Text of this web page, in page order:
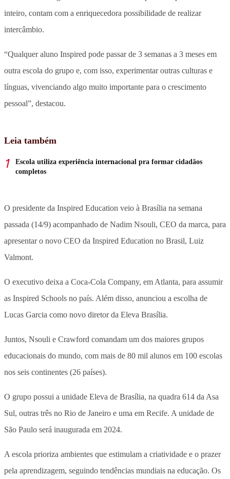
inteiro, contam com a enriquecedora possibilidade de realizar
intercâmbio.
“Qualquer aluno Inspired pode passar de 3 semanas a 3 meses em
outra escola do grupo e, com isso, experimentar outras culturas e
línguas, vivenciando algo muito importante para o crescimento
pessoal”, destacou.
Leia também
Escola utiliza experiência internacional pra formar cidadãos
completos
O presidente da Inspired Education veio à Brasília na semana
passada (14/9) acompanhado de Nadim Nsouli, CEO da marca, para
apresentar o novo CEO da Inspired Education no Brasil, Luiz
Valmont.
O executivo deixa a Coca-Cola Company, em Atlanta, para assumir
as Inspired Schools no país. Além disso, anunciou a escolha de
Lucas Garcia como novo diretor da Eleva Brasília.
Juntos, Nsouli e Crawford comandam um dos maiores grupos
educacionais do mundo, com mais de 80 mil alunos em 100 escolas
nos seis continentes (26 países).
O grupo possui a unidade Eleva de Brasília, na quadra 614 da Asa
Sul, outras três no Rio de Janeiro e uma em Recife. A unidade de
São Paulo será inaugurada em 2024.
A escola prioriza ambientes que estimulam a criatividade e o prazer
pela aprendizagem, seguindo tendências mundiais na educação. Os